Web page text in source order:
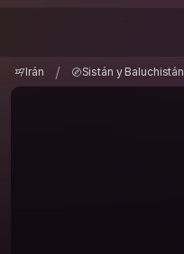
Irán / Sistán y Baluchistán